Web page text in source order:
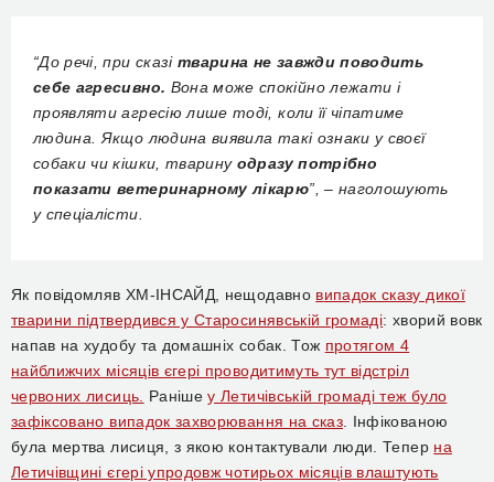
“До речі, при сказі тварина не завжди поводить
себе агресивно. Вона може спокійно лежати і
проявляти агресію лише тоді, коли її чіпатиме
людина. Якщо людина виявила такі ознаки у своєї
собаки чи кішки, тварину одразу потрібно
показати ветеринарному лікарю”, – наголошують
у спеціалісти.
Як повідомляв ХМ-ІНСАЙД, нещодавно випадок сказу дикої
тварини підтвердився у Старосинявській громаді: хворий вовк
напав на худобу та домашніх собак. Тож протягом 4
найближчих місяців єгері проводитимуть тут відстріл
червоних лисиць.
Ранішеу Летичівській громаді теж було
зафіксовано випадок захворювання на сказ . Інфікованою
була мертва лисиця, з якою контактували люди. Тепер на
Летичівщині єгері упродовж чотирьох місяців влаштують